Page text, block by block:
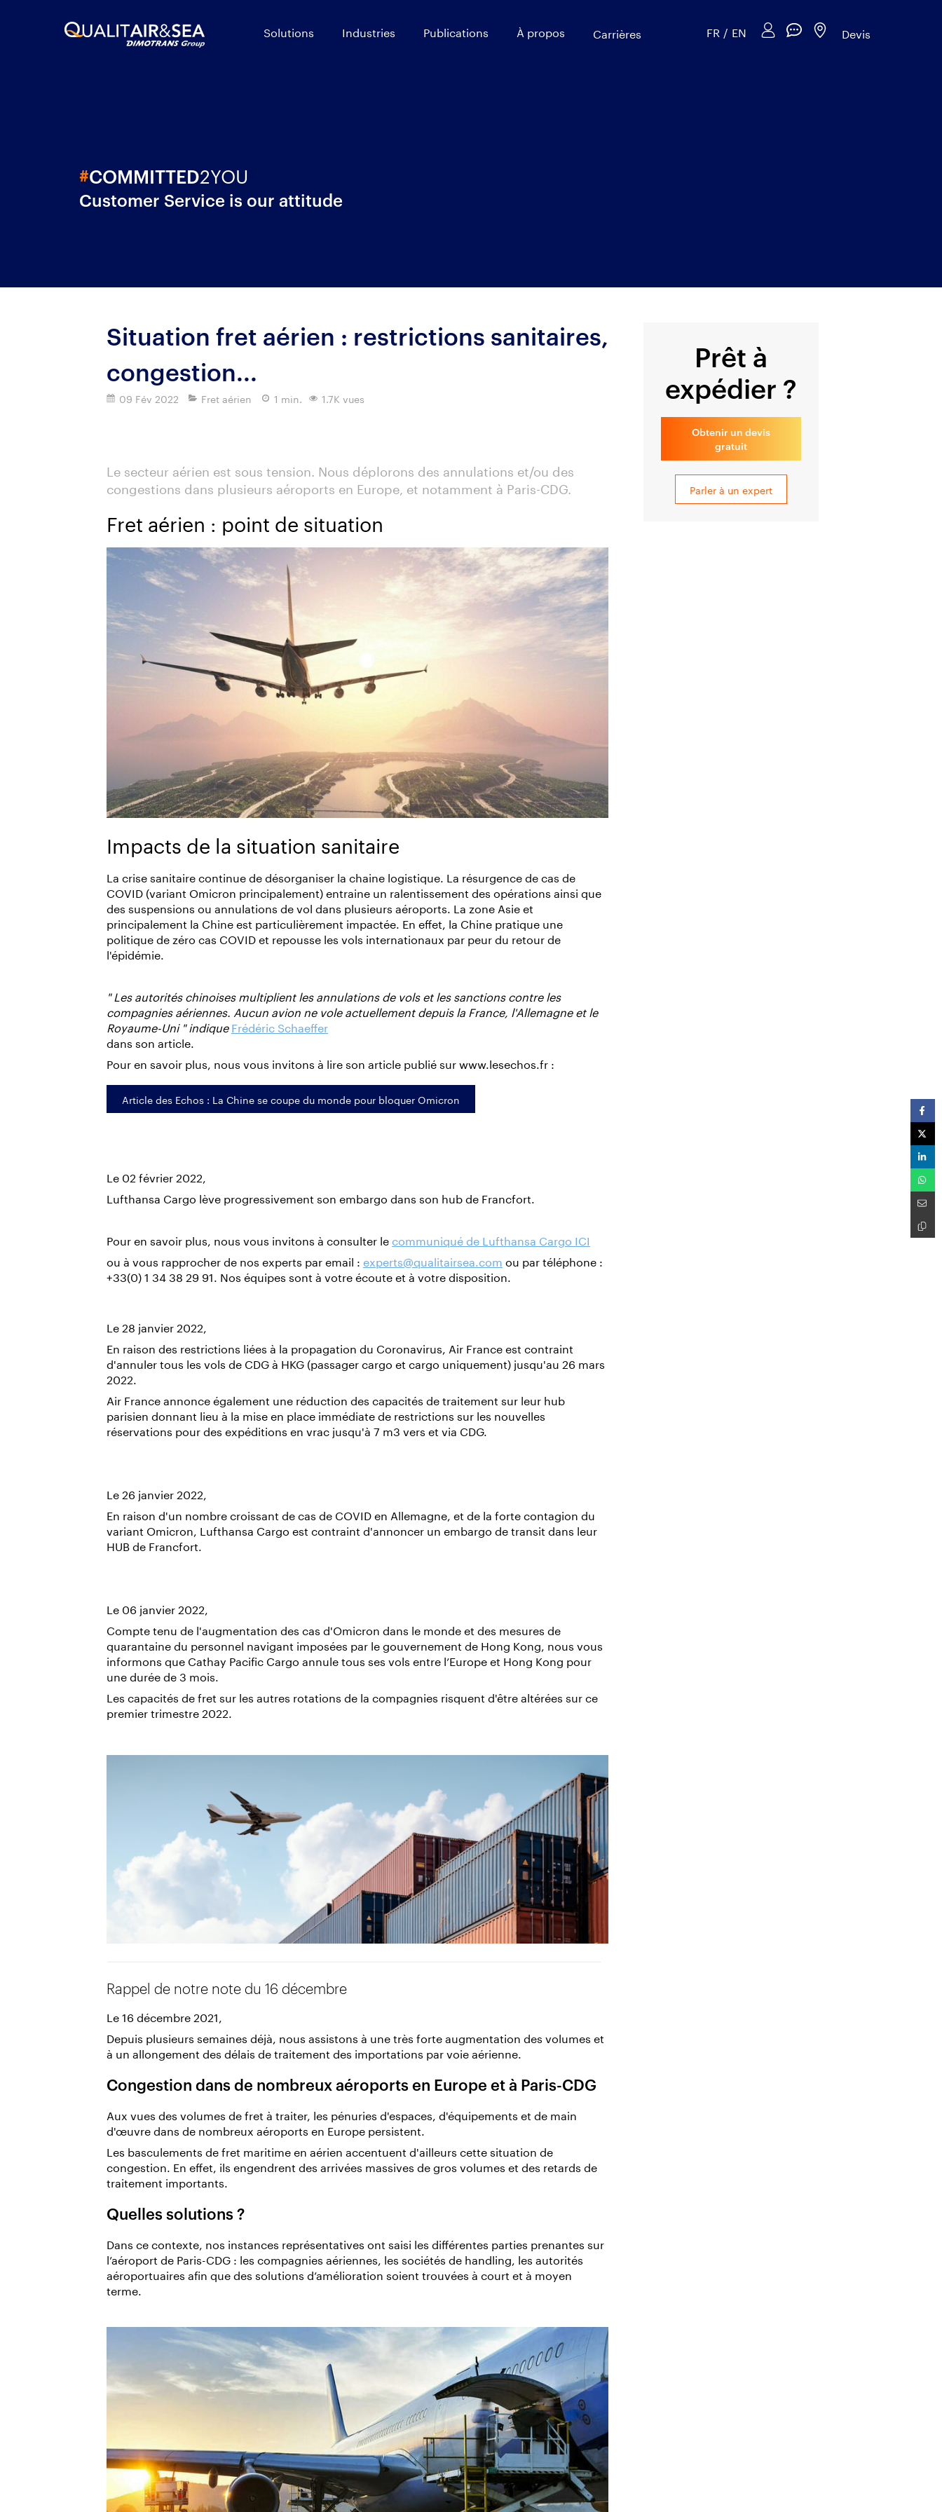
Solutions Industries Publications À propos Carrières FR / EN Devis
#COMMITTED2YOU
Customer Service is our attitude
Situation fret aérien : restrictions sanitaires,
congestion...
09 Fév 2022 Fret aérien 1 min. 1.7K vues
Le secteur aérien est sous tension. Nous déplorons des annulations et/ou des
congestions dans plusieurs aéroports en Europe, et notamment à Paris-CDG.
Fret aérien : point de situation
Impacts de la situation sanitaire
La crise sanitaire continue de désorganiser la chaine logistique. La résurgence de cas de
COVID (variant Omicron principalement) entraine un ralentissement des opérations ainsi que
des suspensions ou annulations de vol dans plusieurs aéroports. La zone Asie et
principalement la Chine est particulièrement impactée. En effet, la Chine pratique une
politique de zéro cas COVID et repousse les vols internationaux par peur du retour de
l'épidémie.
" Les autorités chinoises multiplient les annulations de vols et les sanctions contre les
compagnies aériennes. Aucun avion ne vole actuellement depuis la France, l'Allemagne et le
Royaume-Uni " indiqueFrédéric Schaeffer
dans son article.
Pour en savoir plus, nous vous invitons à lire son article publié sur www.lesechos.fr :
Article des Echos : La Chine se coupe du monde pour bloquer Omicron
Le 02 février 2022,
Lufthansa Cargo lève progressivement son embargo dans son hub de Francfort.
Pour en savoir plus, nous vous invitons à consulter le communiqué de Lufthansa Cargo ICI
ou à vous rapprocher de nos experts par email : experts@qualitairsea.com ou par téléphone :
+33(0) 1 34 38 29 91. Nos équipes sont à votre écoute et à votre disposition.
Le 28 janvier 2022,
En raison des restrictions liées à la propagation du Coronavirus, Air France est contraint
d'annuler tous les vols de CDG à HKG (passager cargo et cargo uniquement) jusqu'au 26 mars
2022.
Air France annonce également une réduction des capacités de traitement sur leur hub
parisien donnant lieu à la mise en place immédiate de restrictions sur les nouvelles
réservations pour des expéditions en vrac jusqu'à 7 m3 vers et via CDG.
Le 26 janvier 2022,
En raison d'un nombre croissant de cas de COVID en Allemagne, et de la forte contagion du
variant Omicron, Lufthansa Cargo est contraint d'annoncer un embargo de transit dans leur
HUB de Francfort.
Le 06 janvier 2022,
Compte tenu de l'augmentation des cas d'Omicron dans le monde et des mesures de
quarantaine du personnel navigant imposées par le gouvernement de Hong Kong, nous vous
informons que Cathay Pacific Cargo annule tous ses vols entre l’Europe et Hong Kong pour
une durée de 3 mois.
Les capacités de fret sur les autres rotations de la compagnies risquent d'être altérées sur ce
premier trimestre 2022.
Rappel de notre note du 16 décembre
Le 16 décembre 2021,
Depuis plusieurs semaines déjà, nous assistons à une très forte augmentation des volumes et
à un allongement des délais de traitement des importations par voie aérienne.
Congestion dans de nombreux aéroports en Europe et à Paris-CDG
Aux vues des volumes de fret à traiter, les pénuries d'espaces, d'équipements et de main
d'œuvre dans de nombreux aéroports en Europe persistent.
Les basculements de fret maritime en aérien accentuent d'ailleurs cette situation de
congestion. En effet, ils engendrent des arrivées massives de gros volumes et des retards de
traitement importants.
Quelles solutions ?
Dans ce contexte, nos instances représentatives ont saisi les différentes parties prenantes sur
l’aéroport de Paris-CDG : les compagnies aériennes, les sociétés de handling, les autorités
aéroportuaires afin que des solutions d’amélioration soient trouvées à court et à moyen
terme.
Prêt à
expédier ?
Obtenir un devis
gratuit
Parler à un expert